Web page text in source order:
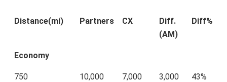
Distance(mi) Partners CX
Diff.
(AM)
Diff%
Economy
750 10,000 7,000 3,000 43%